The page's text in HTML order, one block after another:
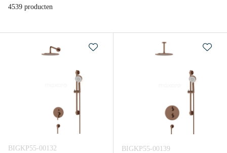
4539 producten
BIGKP55-00132 BIGKP55-00139